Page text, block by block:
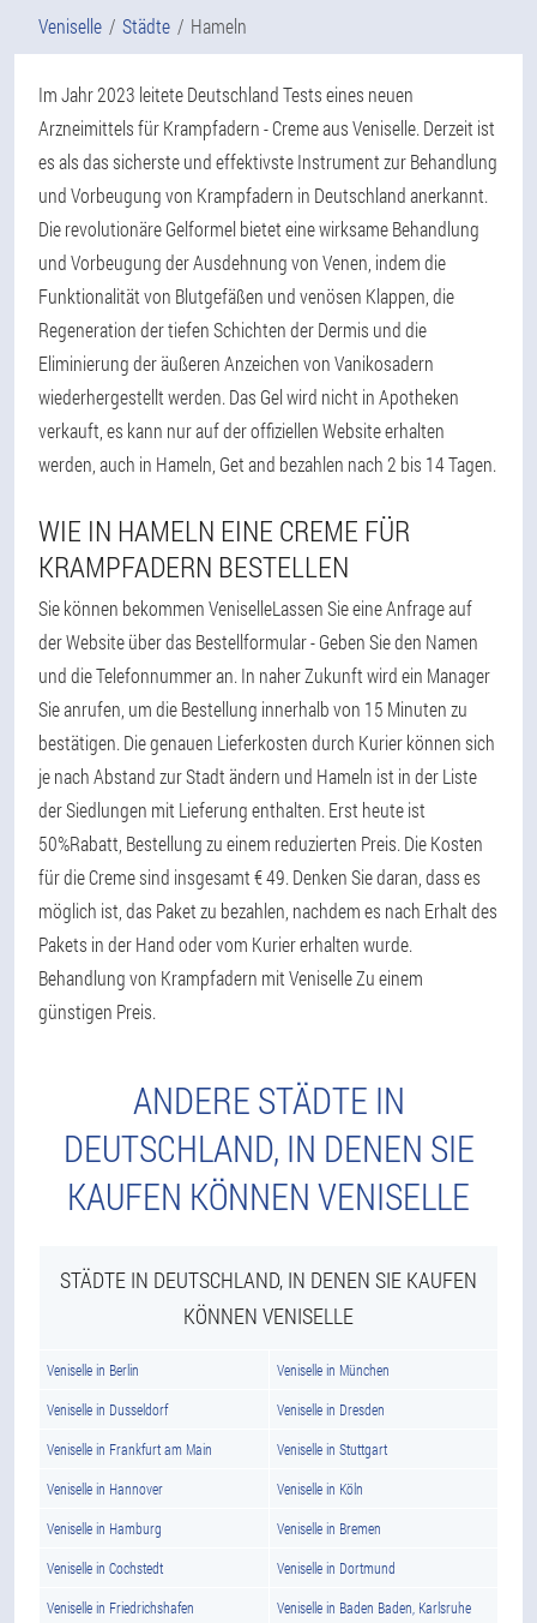
Veniselle Städte Hameln
Im Jahr 2023 leitete Deutschland Tests eines neuen
Arzneimittels für Krampfadern - Creme aus Veniselle. Derzeit ist
es als das sicherste und effektivste Instrument zur Behandlung
und Vorbeugung von Krampfadern in Deutschland anerkannt.
Die revolutionäre Gelformel bietet eine wirksame Behandlung
und Vorbeugung der Ausdehnung von Venen, indem die
Funktionalität von Blutgefäßen und venösen Klappen, die
Regeneration der tiefen Schichten der Dermis und die
Eliminierung der äußeren Anzeichen von Vanikosadern
wiederhergestellt werden. Das Gel wird nicht in Apotheken
verkauft, es kann nur auf der offiziellen Website erhalten
werden, auch in Hameln, Get and bezahlen nach 2 bis 14 Tagen.
WIE IN HAMELN EINE CREME FÜR
KRAMPFADERN BESTELLEN
Sie können bekommen VeniselleLassen Sie eine Anfrage auf
der Website über das Bestellformular - Geben Sie den Namen
und die Telefonnummer an. In naher Zukunft wird ein Manager
Sie anrufen, um die Bestellung innerhalb von 15 Minuten zu
bestätigen. Die genauen Lieferkosten durch Kurier können sich
je nach Abstand zur Stadt ändern und Hameln ist in der Liste
der Siedlungen mit Lieferung enthalten. Erst heute ist
50%Rabatt, Bestellung zu einem reduzierten Preis. Die Kosten
für die Creme sind insgesamt € 49. Denken Sie daran, dass es
möglich ist, das Paket zu bezahlen, nachdem es nach Erhalt des
Pakets in der Hand oder vom Kurier erhalten wurde.
Behandlung von Krampfadern mit Veniselle Zu einem
günstigen Preis.
ANDERE STÄDTE IN
DEUTSCHLAND, IN DENEN SIE
KAUFEN KÖNNEN VENISELLE
STÄDTE IN DEUTSCHLAND, IN DENEN SIE KAUFEN
KÖNNEN VENISELLE
Veniselle in Berlin Veniselle in München
Veniselle in Dusseldorf Veniselle in Dresden
Veniselle in Frankfurt am Main Veniselle in Stuttgart
Veniselle in Hannover Veniselle in Köln
Veniselle in Hamburg Veniselle in Bremen
Veniselle in Cochstedt Veniselle in Dortmund
Veniselle in Friedrichshafen Veniselle in Baden Baden, Karlsruhe